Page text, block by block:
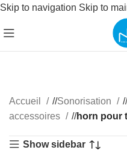
Skip to navigation Skip to
Accueil / Sonorisation /
accessoires
/ horn pour
Show sidebar